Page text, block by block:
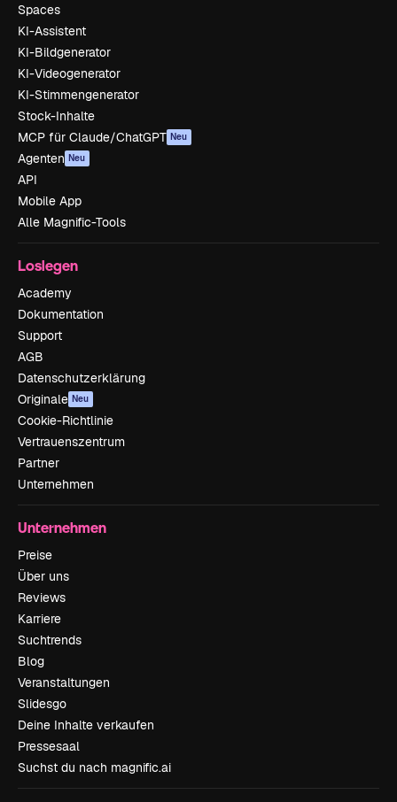
Spaces
KI-Assistent
KI-Bildgenerator
KI-Videogenerator
KI-Stimmengenerator
Stock-Inhalte
MCP für Claude/ChatGPT Neu
Agenten Neu
API
Mobile App
Alle Magnific-Tools
Loslegen
Academy
Dokumentation
Support
AGB
Datenschutzerklärung
Originale Neu
Cookie-Richtlinie
Vertrauenszentrum
Partner
Unternehmen
Unternehmen
Preise
Über uns
Reviews
Karriere
Suchtrends
Blog
Veranstaltungen
Slidesgo
Deine Inhalte verkaufen
Pressesaal
Suchst du nach magnific.ai